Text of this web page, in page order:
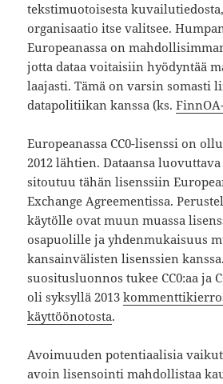
tekstimuotoisesta
organisaatio itse valitsee.
Europeanassa on
jotta dataa voitaisiin hyödyntää
laajasti. Tämä on varsin somasti
datapolitiikan kanssa (ks.
Europeanassa CC0-lisenssi on
2012 lähtien. Dataansa
sitoutuu tähän lisenssiin
Exchange Agreementissa.
käytölle ovat muun muassa
osapuolille ja yhdenmukaisuus
kansainvälisten lisenssien
suositusluonnos tukee CC0:aa ja
oli syksyllä 2013
käyttöönotosta.
Avoimuuden potentiaalisia
avoin lisensointi mahdollistaa